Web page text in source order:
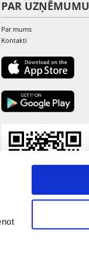
PAR UZŅĒMUMU
Par mums
Kontakti